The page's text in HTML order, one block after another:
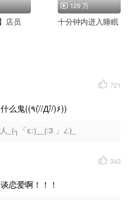
店员
129 万
十分钟内进入睡眠
721
我一个大男人听上瘾了是什么鬼((٩(//̀Д/́/)۶))
_(┐「ε:)__(:3 」∠)_
342
恋爱啊！！！